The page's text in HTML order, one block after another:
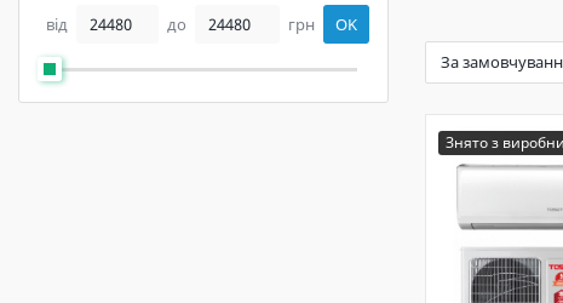
від до грн OK
Знято з